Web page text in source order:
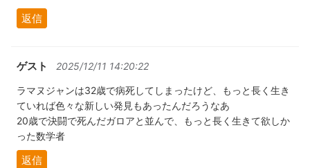
返信
ゲスト 2025/12/11 14:20:22
ラマヌジャンは32歳で病死してしまったけど、もっと長く生き
ていれば色々な新しい発見もあったんだろうなあ
20歳で決闘で死んだガロアと並んで、もっと長く生きて欲しか
った数学者
返信